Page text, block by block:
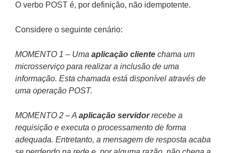
O verbo POST é, por definição, não idempotente.
Considere o seguinte cenário:
MOMENTO 1 – Uma aplicação cliente chama um
microsserviço para realizar a inclusão de uma
informação. Esta chamada está disponível através de
uma operação POST.
MOMENTO 2 – A aplicação servidor recebe a
requisição e executa o processamento de forma
adequada. Entretanto, a mensagem de resposta acaba